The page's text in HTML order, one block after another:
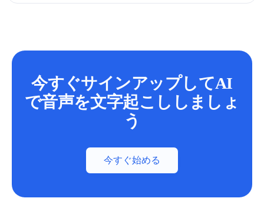
今すぐサインアップしてAI
で音声を文字起こししましょ
う
今すぐ始める